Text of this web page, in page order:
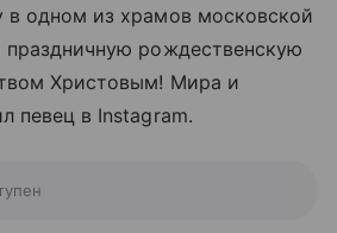
в одном из храмов московской
рождественскую
Христовым! Мира и
певец в Instagram.